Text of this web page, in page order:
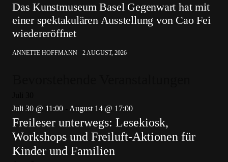
Das Kunstmuseum Basel Gegenwart hat mit
einer spektakulären Ausstellung von Cao Fei
wiedereröffnet
ANNETTE HOFFMANN 2 AUGUST, 2026
Juli 30 @ 11:00
August 14 @ 17:00
Freileser unterwegs: Lesekiosk,
Workshops und Freiluft-Aktionen für
Kinder und Familien